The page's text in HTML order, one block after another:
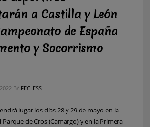
a Castilla y León
de España
y Socorrismo
BY FECLESS
lugar los días 28 y 29 de mayo en la
Parque de Cros (Camargo) y en la Primera